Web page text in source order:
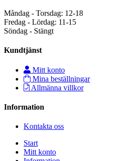
Måndag - Torsdag: 12-18
Fredag - Lördag: 11-15
Söndag - Stängt
Kundtjänst
Mitt konto
Mina beställningar
Allmänna villkor
Information
Kontakta oss
Start
Mitt konto